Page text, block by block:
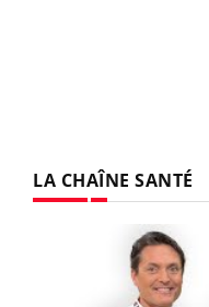
LA CHAÎNE SANTÉ